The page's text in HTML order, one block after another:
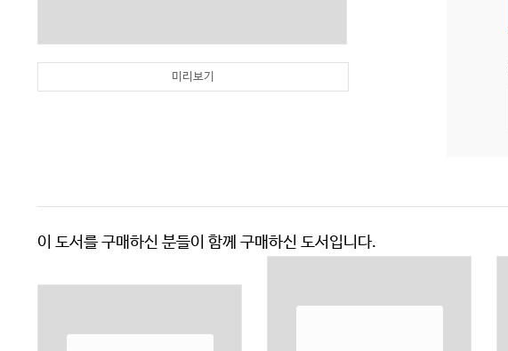
미리보기
이 도서를 구매하신 분들이 함께 구매하신 도서입니다.